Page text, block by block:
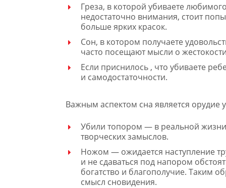
Греза, в которой убиваете
недостаточно внимания, стоит
больше ярких красок.
Сон, в котором получаете
часто посещают мысли о
Если приснилось , что убиваете
и самодостаточности.
Важным аспектом сна является орудие
Убили топором — в реальной
творческих замыслов.
Ножом — ожидается наступление
и не сдаваться под напором
богатство и благополучие. Таким
смысл сновидения.